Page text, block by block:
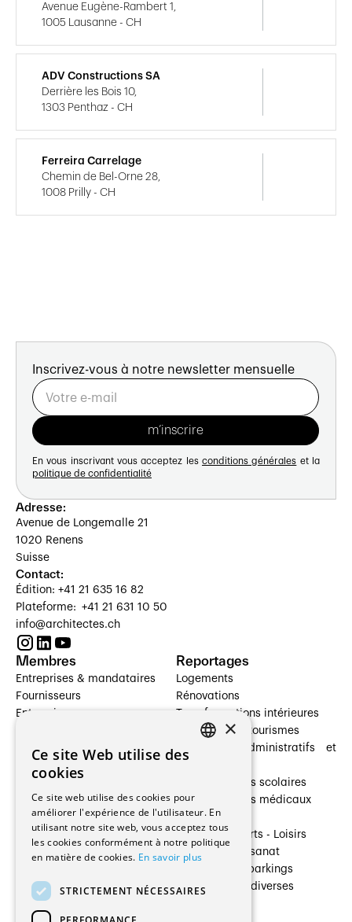
Avenue Eugène-Rambert 1,
1005 Lausanne - CH
ADV Constructions SA
Derrière les Bois 10,
1303 Penthaz - CH
Ferreira Carrelage
Chemin de Bel-Orne 28,
1008 Prilly - CH
Inscrivez-vous à notre newsletter mensuelle
En vous inscrivant vous acceptez les conditions générales et la
politique de confidentialité
Adresse:
Avenue de Longemalle 21
1020 Renens
Suisse
Contact:
Édition: +41 21 635 16 82
Plateforme: +41 21 631 10 50
info@architectes.ch
Membres
Entreprises & mandataires
Fournisseurs
Entreprises
Architectes paysagistes
Architectes d'intérieur
Entreprises générales
Ingénieurs et mandataires
Fabricants / Fournisseurs
Régies immobilières
Gestion PPE
Reportages
Logements
Rénovations
Transformations intérieures
Hôtelleries et tourismes
Bâtiments administratifs et
Établissements scolaires
Établissements médicaux
Villas
Cultures - Sports - Loisirs
Industrie - Artisanat
Transports et parkings
Constructions diverses
×
Ce site Web utilise des
cookies
Ce site web utilise des cookies pour
améliorer l'expérience de l'utilisateur. En
utilisant notre site web, vous acceptez tous
les cookies conformément à notre politique
en matière de cookies. En savoir plus
STRICTEMENT NÉCESSAIRES